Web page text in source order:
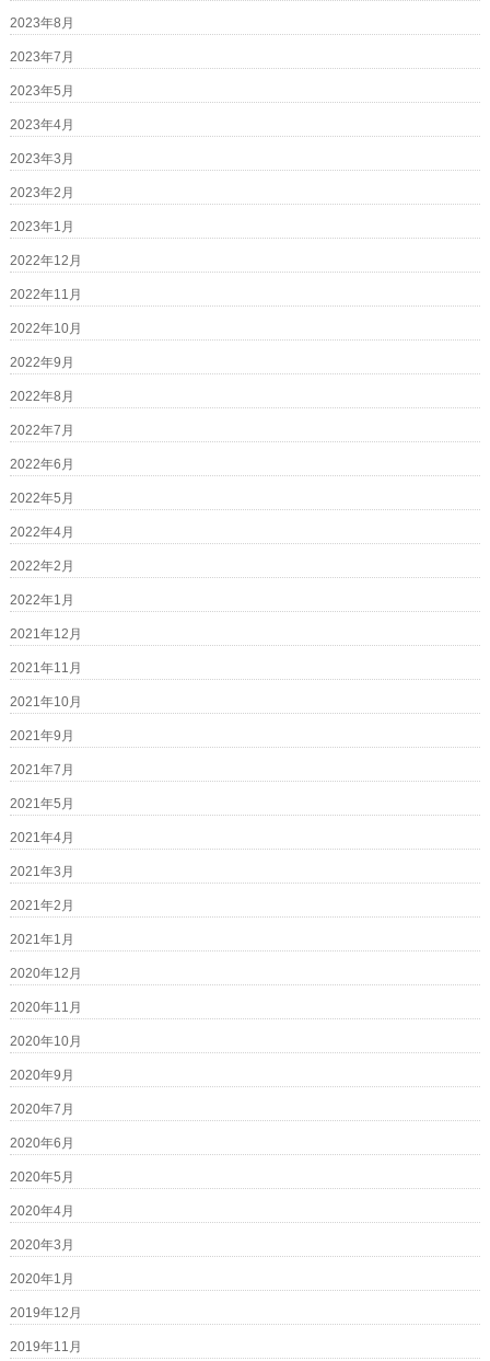
2023年8月
2023年7月
2023年5月
2023年4月
2023年3月
2023年2月
2023年1月
2022年12月
2022年11月
2022年10月
2022年9月
2022年8月
2022年7月
2022年6月
2022年5月
2022年4月
2022年2月
2022年1月
2021年12月
2021年11月
2021年10月
2021年9月
2021年7月
2021年5月
2021年4月
2021年3月
2021年2月
2021年1月
2020年12月
2020年11月
2020年10月
2020年9月
2020年7月
2020年6月
2020年5月
2020年4月
2020年3月
2020年1月
2019年12月
2019年11月